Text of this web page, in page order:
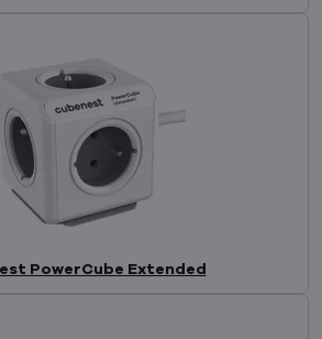
PowerCube Extended